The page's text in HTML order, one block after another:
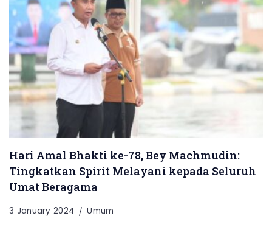
Hari Amal Bhakti ke-78, Bey Machmudin:
Tingkatkan Spirit Melayani kepada Seluruh
Umat Beragama
3 January 2024 Umum